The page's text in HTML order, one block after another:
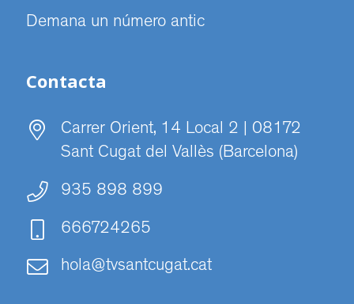
Demana un número antic
Contacta
Carrer Orient, 14 Local 2 | 08172
Sant Cugat del Vallès (Barcelona)
935 898 899
666724265
hola@tvsantcugat.cat